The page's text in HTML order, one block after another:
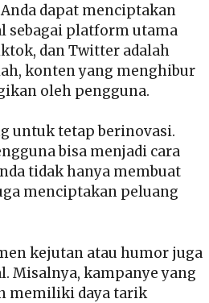
dapat menciptakan
sebagai platform utama
dan Twitter adalah
konten yang menghibur
oleh pengguna.
untuk tetap berinovasi.
bisa menjadi cara
tidak hanya membuat
menciptakan peluang
kejutan atau humor juga
Misalnya, kampanye yang
memiliki daya tarik